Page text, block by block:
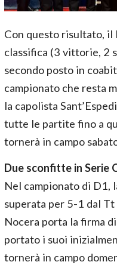
Con questo risultato, il
classifica (3 vittorie, 2
secondo posto in
campionato che resta
la capolista
tutte le partite fino a
tornerà in campo
Due sconfitte in Serie
Nel campionato di D1,
superata per 5-1 dal Tt
Nocera porta la firma
portato i suoi
tornerà in campo